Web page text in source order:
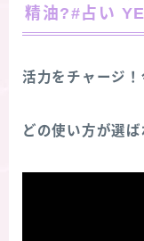
精油?#占い YE
活力をチャージ
どの使い方が選ば